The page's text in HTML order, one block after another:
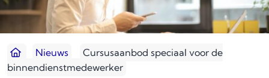
Nieuws
Cursusaanbod speciaal voor de
binnendienstmedewerker